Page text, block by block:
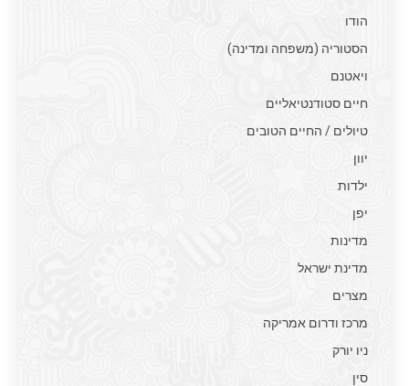
הודו
הסטוריה (משפחה ומדינה)
ויאטנם
חיים סטודנטיאליים
טיולים / החיים הטובים
יוון
ילדות
יפן
מדינות
מדינת ישראל
מצרים
מרכז ודרום אמריקה
ניו יורק
סין